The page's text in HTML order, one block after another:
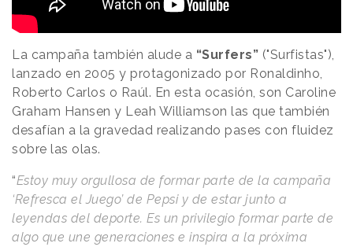
La campaña también alude a “Surfers” ("Surfistas"),
lanzado en 2005 y protagonizado por Ronaldinho,
Roberto Carlos o Raúl. En esta ocasión, son Caroline
Graham Hansen y Leah Williamson las que también
desafían a la gravedad realizando pases con fluidez
sobre las olas.
“Estoy muy orgullosa de formar parte de la campaña
‘Refresca el Juego’ de Pepsi y de estar junto a
leyendas del deporte. Es un privilegio formar parte de
algo que une generaciones e inspira a la próxima